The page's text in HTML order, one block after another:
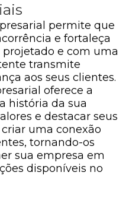
permite que
e fortaleça
e com uma
transmite
aos seus clientes.
oferece a
história da sua
e destacar seus
uma conexão
tornando-os
sua empresa em
disponíveis no